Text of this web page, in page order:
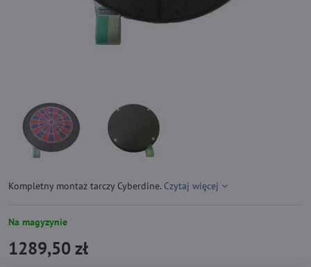
Kompletny montaż tarczy Cyberdine. Czytaj więcej
Na magyzynie
1289,50 zł